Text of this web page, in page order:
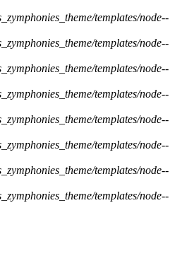
templates/node--
templates/node--
templates/node--
templates/node--
templates/node--
templates/node--
templates/node--
templates/node--